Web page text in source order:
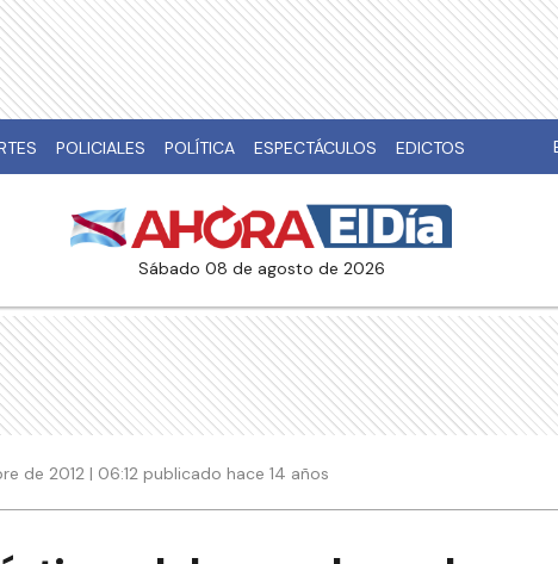
POLICIALES POLÍTICA ESPECTÁCULOS EDICTOS
sábado 08 de agosto de 2026
de 2012 | 06:12 publicado hace 14 años